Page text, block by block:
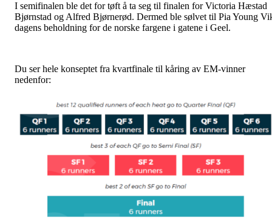
I semifinalen ble det for tøft å ta seg til finalen for Victoria Hæstad
Bjørnstad og Alfred Bjørnerød. Dermed ble sølvet til Pia Young
dagens beholdning for de norske fargene i gatene i Geel.
Du ser hele konseptet fra kvartfinale til kåring av EM-vinner
nedenfor: